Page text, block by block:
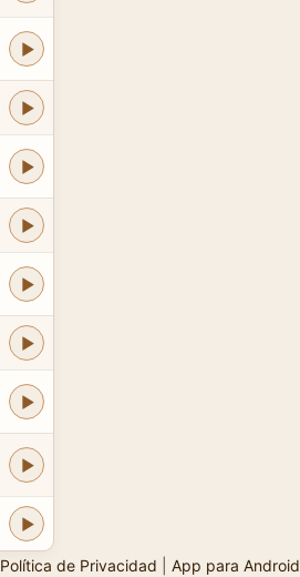
Política de Privacidad App para Android